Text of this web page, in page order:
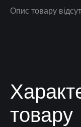
Опис товару
товару